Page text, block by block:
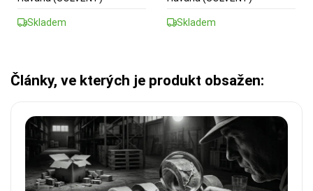
Skladem Skladem
Články, ve kterých je produkt obsažen: